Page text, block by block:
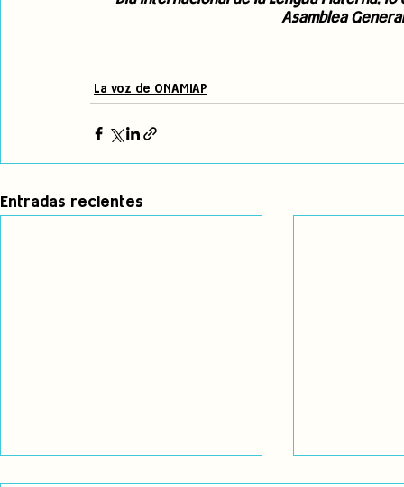
Asamblea
La voz de ONAMIAP
Entradas recientes